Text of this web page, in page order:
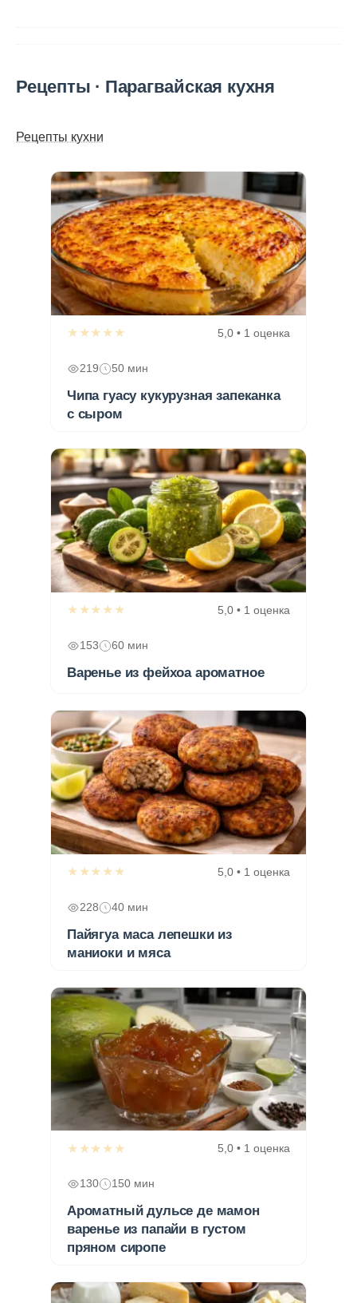
Рецепты · Парагвайская кухня
Рецепты кухни
★★★★★ 5,0 • 1 оценка
219 50 мин
Чипа гуасу кукурузная запеканка
с сыром
★★★★★ 5,0 • 1 оценка
153 60 мин
Варенье из фейхоа ароматное
★★★★★ 5,0 • 1 оценка
228 40 мин
Пайягуа маса лепешки из
маниоки и мяса
★★★★★ 5,0 • 1 оценка
130 150 мин
Ароматный дульсе де мамон
варенье из папайи в густом
пряном сиропе